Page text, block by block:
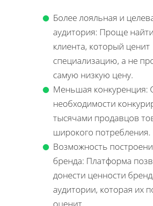
Более лояльная и
аудитория: Проще
клиента, который ценит
специализацию, а не
самую низкую цену.
Меньшая конкуренция:
необходимости
тысячами продавцов
широкого потребления.
Возможность
бренда: Платформа
донести ценности
аудитории, которая их